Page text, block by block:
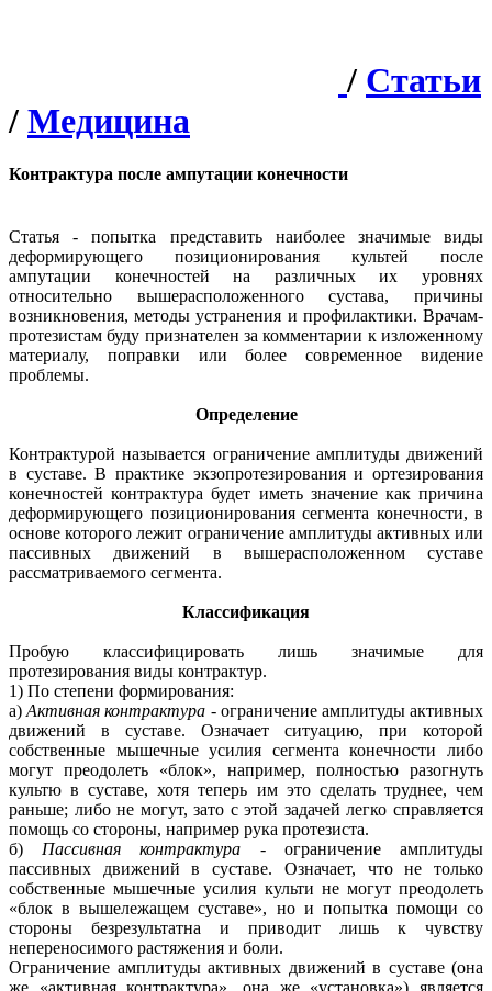
/ Статьи
/ Медицина
Контрактура после ампутации конечности
Статья - попытка представить наиболее значимые виды
деформирующего позиционирования культей после
ампутации конечностей на различных их уровнях
относительно вышерасположенного сустава, причины
возникновения, методы устранения и профилактики. Врачам-
протезистам буду признателен за комментарии к изложенному
материалу, поправки или более современное видение
проблемы.
Определение
Контрактурой называется ограничение амплитуды движений
в суставе. В практике экзопротезирования и ортезирования
конечностей контрактура будет иметь значение как причина
деформирующего позиционирования сегмента конечности, в
основе которого лежит ограничение амплитуды активных или
пассивных движений в вышерасположенном суставе
рассматриваемого сегмента.
Классификация
Пробую классифицировать лишь значимые для
протезирования виды контрактур.
1) По степени формирования:
а)Активная контрактура - ограничение амплитуды активных
движений в суставе. Означает ситуацию, при которой
собственные мышечные усилия сегмента конечности либо
могут преодолеть «блок», например, полностью разогнуть
культю в суставе, хотя теперь им это сделать труднее, чем
раньше; либо не могут, зато с этой задачей легко справляется
помощь со стороны, например рука протезиста.
б)Пассивная контрактура - ограничение амплитуды
пассивных движений в суставе. Означает, что не только
собственные мышечные усилия культи не могут преодолеть
«блок в вышележащем суставе», но и попытка помощи со
стороны безрезультатна и приводит лишь к чувству
непереносимого растяжения и боли.
Ограничение амплитуды активных движений в суставе (она